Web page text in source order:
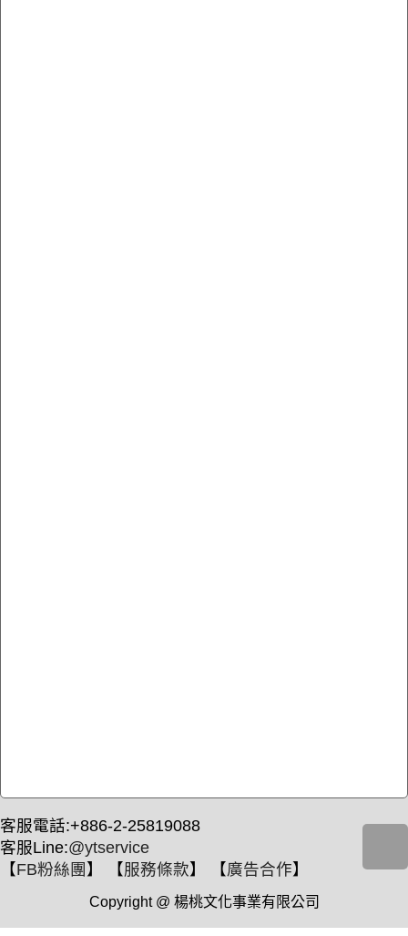
客服電話:+886-2-25819088
客服Line:@ytservice
【FB粉絲團 】 【服務條款】 【廣告合作】
Copyright @ 楊桃文化事業有限公司